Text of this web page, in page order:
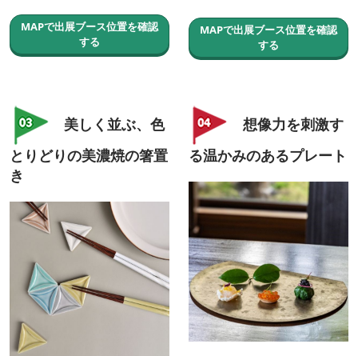
MAPで出展ブース位置を確認
する
MAPで出展ブース位置を確認
する
美しく並ぶ、色
とりどりの美濃焼の箸置
き
想像力を刺激す
る温かみのあるプレート